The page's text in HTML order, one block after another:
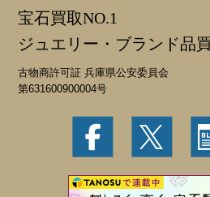
宝石買取NO.1
ジュエリー・ブランド品
古物商許可証 兵庫県公安委員会
第631600900004号